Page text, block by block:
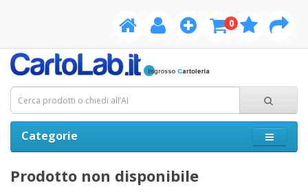
0
Categorie
Prodotto non disponibile